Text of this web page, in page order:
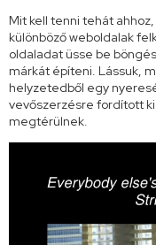
Mit kell tenni tehát
különböző weboldalak
oldaladat üsse be
márkát építeni. Lássuk,
helyzetedből egy
vevőszerzésre fordított
megtérülnek.